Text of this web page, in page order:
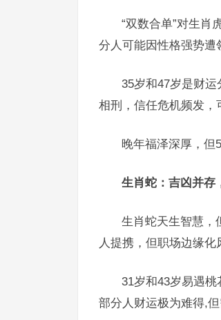
“双数合单”对生肖
分人可能因性格强势遭
35岁和47岁是财
相刑，信任危机频发，
晚年福泽深厚，但
生肖蛇：吉凶并存
生肖蛇天生智慧，
人提携，但职场边缘化
31岁和43岁易遇
部分人财运极为难得,但